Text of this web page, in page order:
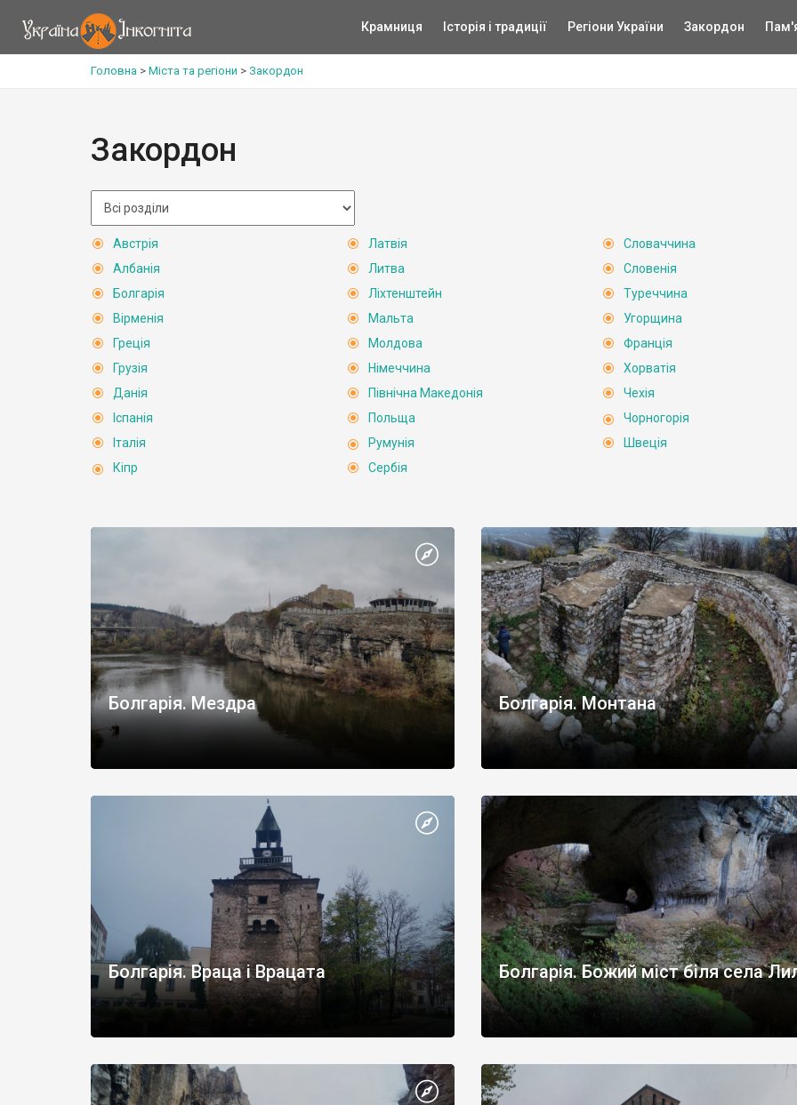
Крамниця Історія і традиції Регіони України Закордон
Головна > Міста та регіони > Закордон
Закордон
Австрія
Албанія
Болгарія
Вірменія
Греція
Грузія
Данія
Іспанія
Італія
Кіпр
Латвія
Литва
Ліхтенштейн
Мальта
Молдова
Німеччина
Північна Македонія
Польща
Румунія
Сербія
Словаччина
Словенія
Туреччина
Угорщина
Франція
Хорватія
Чехія
Чорногорія
Швеція
Болгарія. Мездра Болгарія. Монтана
Болгарія. Враца і Врацата Болгарія. Божий міст біля села